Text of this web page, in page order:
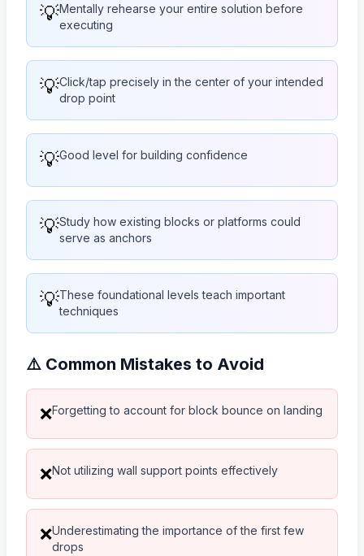
💡Mentally rehearse your entire solution before
executing
💡Click/tap precisely in the center of your intended
drop point
💡Good level for building confidence
💡Study how existing blocks or platforms could
serve as anchors
💡These foundational levels teach important
techniques
⚠️ Common Mistakes to Avoid
❌Forgetting to account for block bounce on landing
❌Not utilizing wall support points effectively
❌Underestimating the importance of the first few
drops